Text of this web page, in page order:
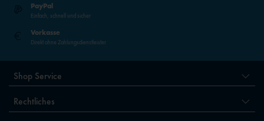
PayPal
Einfach, schnell und sicher
Vorkasse
Direkt ohne Zahlungsdienstleister
Shop Service
Rechtliches